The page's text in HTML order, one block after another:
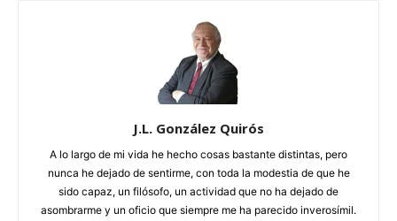
J.L. González Quirós
A lo largo de mi vida he hecho cosas bastante distintas, pero
nunca he dejado de sentirme, con toda la modestia de que he
sido capaz, un filósofo, un actividad que no ha dejado de
asombrarme y un oficio que siempre me ha parecido inverosímil.